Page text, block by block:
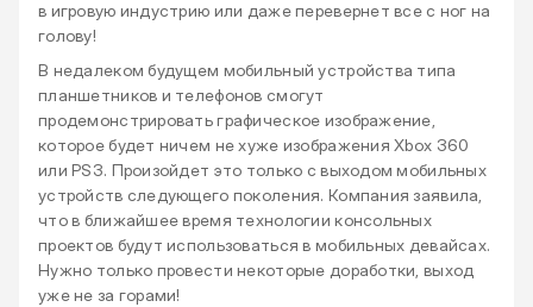
в игровую индустрию или даже перевернет все с ног на
голову!
В недалеком будущем мобильный устройства типа
планшетников и телефонов смогут
продемонстрировать графическое изображение,
которое будет ничем не хуже изображения Xbox 360
или PS3. Произойдет это только с выходом мобильных
устройств следующего поколения. Компания заявила,
что в ближайшее время технологии консольных
проектов будут использоваться в мобильных девайсах.
Нужно только провести некоторые доработки, выход
уже не за горами!